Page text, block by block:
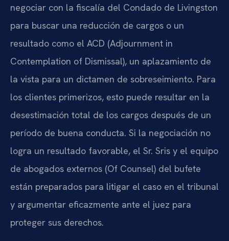
negociar con la fiscalía del Condado de Livingston
para buscar una reducción de cargos o un
resultado como el ACD (Adjournment in
Contemplation of Dismissal), un aplazamiento de
la vista para un dictamen de sobreseimiento. Para
los clientes primerizos, esto puede resultar en la
desestimación total de los cargos después de un
período de buena conducta. Si la negociación no
logra un resultado favorable, el Sr. Sris y el equipo
de abogados externos (Of Counsel) del bufete
están preparados para litigar el caso en el tribunal
y argumentar eficazmente ante el juez para
proteger sus derechos.